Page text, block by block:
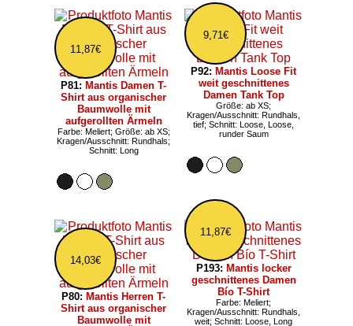
11,87€
P81: Mantis Damen T-
Shirt aus organischer
Baumwolle mit
aufgerollten Ärmeln
Farbe: Meliert; Größe: ab XS;
Kragen/Ausschnitt: Rundhals;
Schnitt: Long
9,71€
P92: Mantis Loose Fit
weit geschnittenes
Damen Tank Top
Größe: ab XS;
Kragen/Ausschnitt: Rundhals,
tief; Schnitt: Loose, Loose,
runder Saum
14,03€
P80: Mantis Herren T-
Shirt aus organischer
Baumwolle mit
11,87€
P193: Mantis locker
geschnittenes Damen
Bío T-Shirt
Farbe: Meliert;
Kragen/Ausschnitt: Rundhals,
weit; Schnitt: Loose, Long